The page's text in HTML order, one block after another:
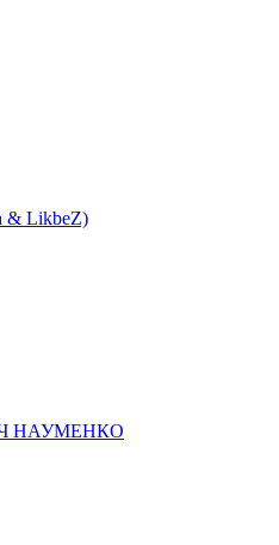
LikbeZ)
НАУМЕНКО